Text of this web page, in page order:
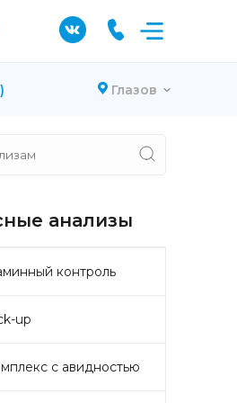
Глазов
анализы
контроль
up
с авидностью